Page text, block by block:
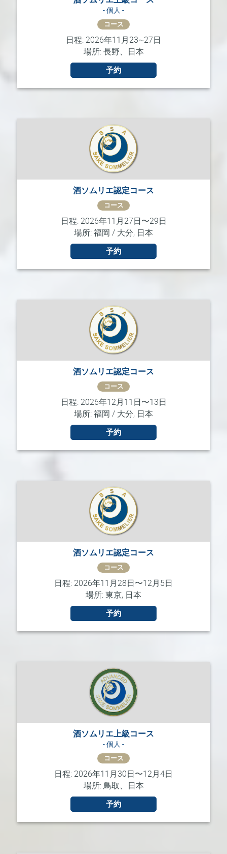
- 個人 -
コース
日程: 2026年11月23~27日
場所: 長野、日本
予約
酒ソムリエ認定コース
コース
日程: 2026年11月27日〜29日
場所: 福岡 / 大分, 日本
予約
酒ソムリエ認定コース
コース
日程: 2026年12月11日〜13日
場所: 福岡 / 大分, 日本
予約
酒ソムリエ認定コース
コース
日程: 2026年11月28日〜12月5日
場所: 東京, 日本
予約
酒ソムリエ上級コース
- 個人 -
コース
日程: 2026年11月30日〜12月4日
場所: 鳥取、日本
予約